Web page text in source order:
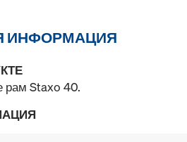
ИНФОРМАЦИЯ
рам Staxo 40.